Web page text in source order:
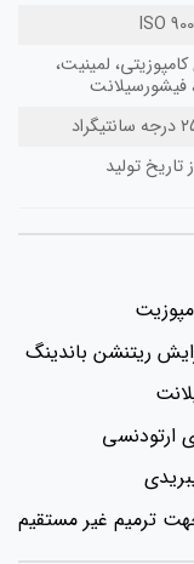
لمینیت،
فیشورسیلانت
ریتنشن باندینگ
ارتودنسی
ترمیم غیر مستقیم